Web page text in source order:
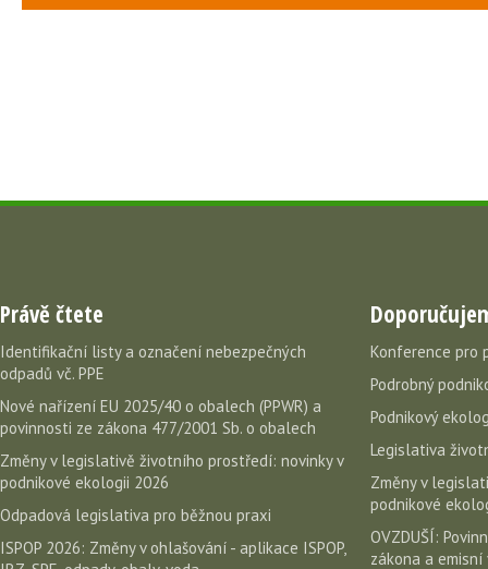
Právě čtete
Identifikační listy a označení nebezpečných
odpadů vč. PPE
Nové nařízení EU 2025/40 o obalech (PPWR) a
povinnosti ze zákona 477/2001 Sb. o obalech
Změny v legislativě životního prostředí: novinky v
podnikové ekologii 2026
Odpadová legislativa pro běžnou praxi
ISPOP 2026: Změny v ohlašování - aplikace ISPOP,
Konference pro
Podrobný
Podnikový
Legislativa
Změny v
podnikové
OVZDUŠÍ:
zákona a emisní